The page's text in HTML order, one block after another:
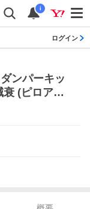
i
ログイン
ンパーキッ
衰 (ピロアッ